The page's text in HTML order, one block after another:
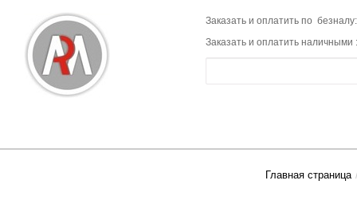
Заказать и оплатить по
Заказать и оплатить наличными
Главная страница